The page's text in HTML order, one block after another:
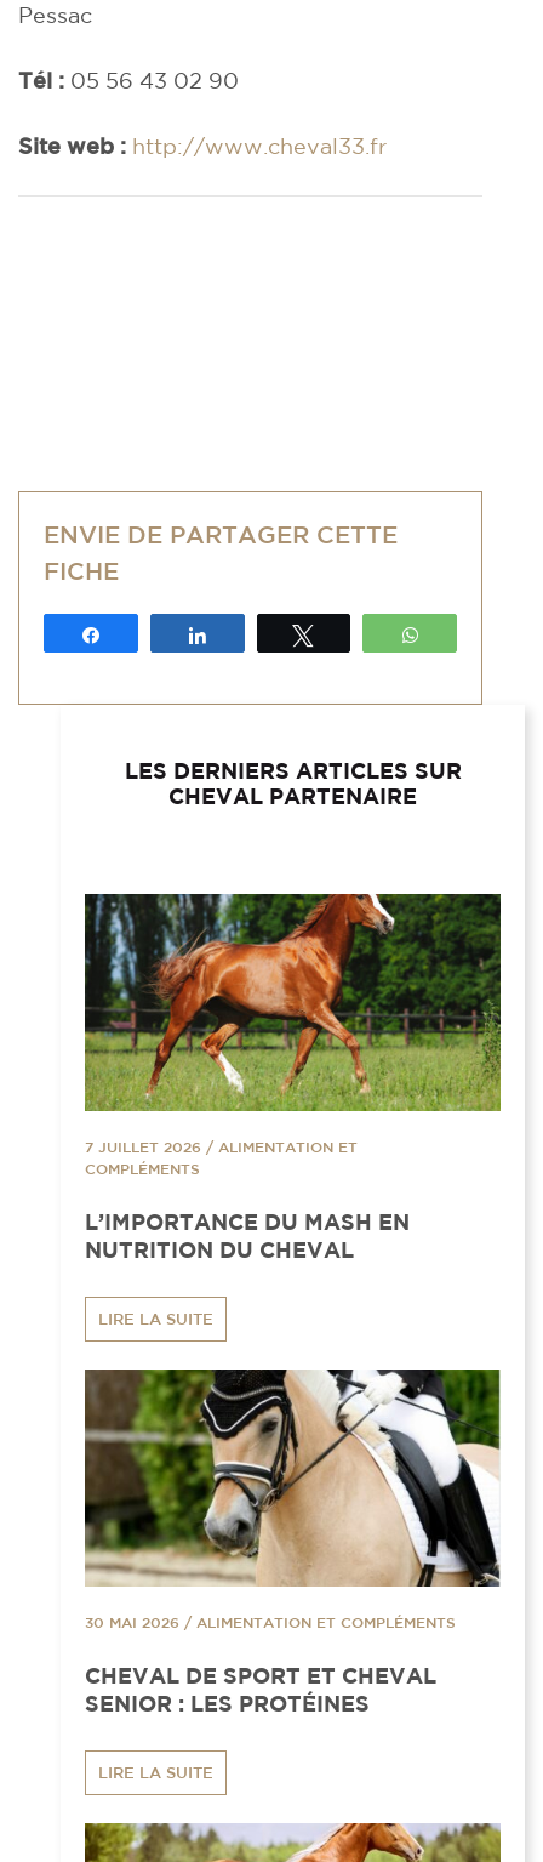
Pessac
Tél : 05 56 43 02 90
Site web : http://www.cheval33.fr
ENVIE DE PARTAGER CETTE
FICHE
LES DERNIERS ARTICLES SUR
CHEVAL PARTENAIRE
7 JUILLET 2026 / ALIMENTATION ET
COMPLÉMENTS
L’IMPORTANCE DU MASH EN
NUTRITION DU CHEVAL
LIRE LA SUITE
30 MAI 2026 / ALIMENTATION ET COMPLÉMENTS
CHEVAL DE SPORT ET CHEVAL
SENIOR : LES PROTÉINES
LIRE LA SUITE